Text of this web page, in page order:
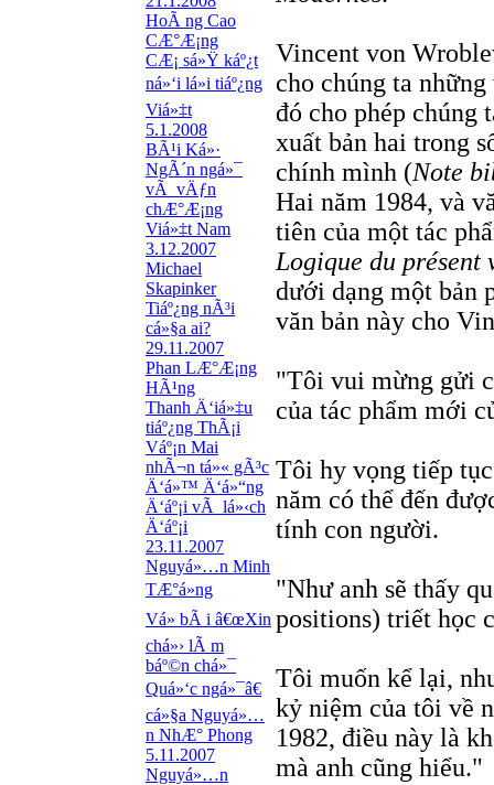
HoÃ ng Cao
CÆ°Æ¡ng
CÆ¡ sá»Ÿ káº¿t
ná»‘i lá»i tiáº¿ng
Viá»‡t
5.1.2008
BÃ¹i Ká»·
NgÃ´n ngá»¯
vÃ vÄƒn
chÆ°Æ¡ng
Viá»‡t Nam
3.12.2007
Michael
Skapinker
Tiáº¿ng nÃ³i
cá»§a ai?
29.11.2007
Phan LÆ°Æ¡ng
HÃ¹ng
Thanh Ä‘iá»‡u
tiáº¿ng ThÃ¡i
Váº¡n Mai
nhÃ¬n tá»« gÃ³c
Ä‘á»™ Ä‘á»“ng
Ä‘áº¡i vÃ lá»‹ch
Ä‘áº¡i
23.11.2007
Nguyá»…n Minh
TÆ°á»ng
Vá» bÃ i â€œXin
chá»› lÃ m
báº©n chá»¯
Quá»‘c ngá»¯â€
cá»§a Nguyá»…
n NhÆ° Phong
5.11.2007
Nguyá»…n
Vincent von
cho chúng ta
đó cho phép chúng
xuất bản hai trong
chính mình (Note
Hai năm 1984, và
tiên của một tác
Logique du présent
dưới dạng một bản
văn bản này cho
"Tôi vui mừng gửi
của tác phẩm mới
Tôi hy vọng tiếp
năm có thể đến
tính con người.
"Như anh sẽ thấy
positions) triết học
Tôi muốn kể lại,
kỷ niệm của tôi về
1982, điều này là
mà anh cũng hiểu."